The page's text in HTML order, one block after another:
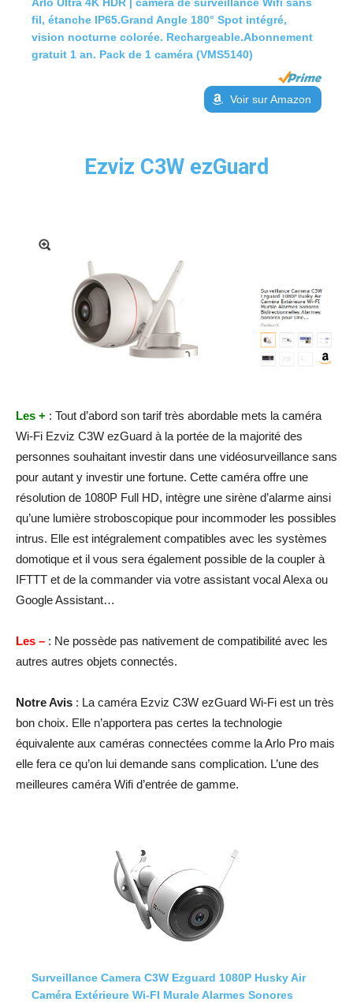
Arlo Ultra 4K HDR | caméra de surveillance Wifi sans
fil, étanche IP65.Grand Angle 180° Spot intégré,
vision nocturne colorée. Rechargeable.Abonnement
gratuit 1 an. Pack de 1 caméra (VMS5140)
Voir sur Amazon
Ezviz C3W ezGuard
Les + : Tout d’abord son tarif très abordable mets la caméra
Wi-Fi Ezviz C3W ezGuard à la portée de la majorité des
personnes souhaitant investir dans une vidéosurveillance sans
pour autant y investir une fortune. Cette caméra offre une
résolution de 1080P Full HD, intègre une sirène d’alarme ainsi
qu’une lumière stroboscopique pour incommoder les possibles
intrus. Elle est intégralement compatibles avec les systèmes
domotique et il vous sera également possible de la coupler à
IFTTT et de la commander via votre assistant vocal Alexa ou
Google Assistant…
Les – : Ne possède pas nativement de compatibilité avec les
autres autres objets connectés.
Notre Avis : La caméra Ezviz C3W ezGuard Wi-Fi est un très
bon choix. Elle n’apportera pas certes la technologie
équivalente aux caméras connectées comme la Arlo Pro mais
elle fera ce qu’on lui demande sans complication. L’une des
meilleures caméra Wifi d’entrée de gamme.
Surveillance Camera C3W Ezguard 1080P Husky Air
Caméra Extérieure Wi-FI Murale Alarmes Sonores